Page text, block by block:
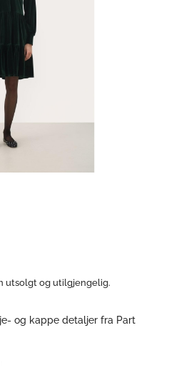
utsolgt og utilgjengelig.
og kappe detaljer fra Part